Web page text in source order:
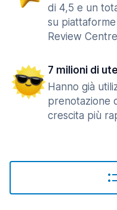
di 4,5 e un
su
Review
7 milioni di
Hanno già
prenotazione
crescita più